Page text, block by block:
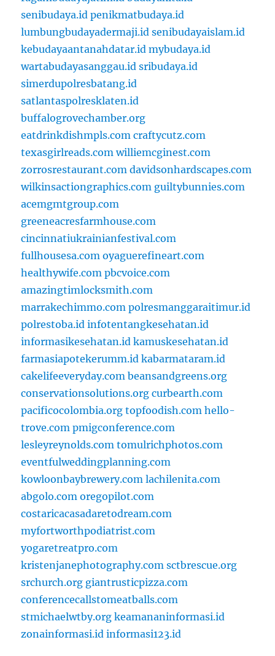
senibudaya.id penikmatbudaya.id
lumbungbudayadermaji.id senibudayaislam.id
kebudayaantanahdatar.id mybudaya.id
wartabudayasanggau.id sribudaya.id
simerdupolresbatang.id
satlantaspolresklaten.id
buffalogrovechamber.org
eatdrinkdishmpls.com craftycutz.com
texasgirlreads.com williemcginest.com
zorrosrestaurant.com davidsonhardscapes.com
wilkinsactiongraphics.com guiltybunnies.com
acemgmtgroup.com
greeneacresfarmhouse.com
cincinnatiukrainianfestival.com
fullhousesa.com oyaguerefineart.com
healthywife.com pbcvoice.com
amazingtimlocksmith.com
marrakechimmo.com polresmanggaraitimur.id
polrestoba.id infotentangkesehatan.id
informasikesehatan.id kamuskesehatan.id
farmasiapotekerumm.id kabarmataram.id
cakelifeeveryday.com beansandgreens.org
conservationsolutions.org curbearth.com
pacificocolombia.org topfoodish.com hello-
trove.com pmigconference.com
lesleyreynolds.com tomulrichphotos.com
eventfulweddingplanning.com
kowloonbaybrewery.com lachilenita.com
abgolo.com oregopilot.com
costaricacasadaretodream.com
myfortworthpodiatrist.com
yogaretreatpro.com
kristenjanephotography.com sctbrescue.org
srchurch.org giantrusticpizza.com
conferencecallstomeatballs.com
stmichaelwtby.org keamananinformasi.id
zonainformasi.id informasi123.id